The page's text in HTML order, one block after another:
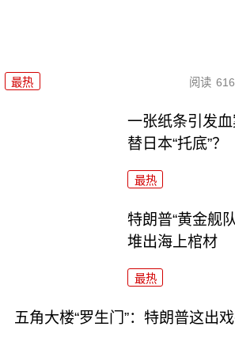
最热 阅读
一张纸条引发
替日本“托底”？
最热
特朗普“黄金舰
堆出海上棺材
最热
五角大楼“罗生门”：特朗普这出